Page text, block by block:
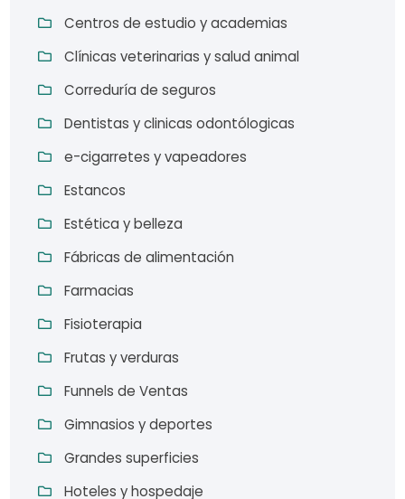
Centros de estudio y academias
Clínicas veterinarias y salud animal
Correduría de seguros
Dentistas y clinicas odontólogicas
e-cigarretes y vapeadores
Estancos
Estética y belleza
Fábricas de alimentación
Farmacias
Fisioterapia
Frutas y verduras
Funnels de Ventas
Gimnasios y deportes
Grandes superficies
Hoteles y hospedaje